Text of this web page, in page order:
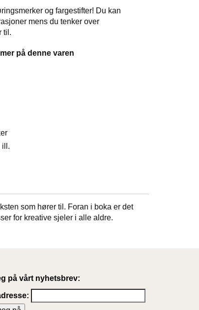
og fargestifter! Du kan
mens du tenker over
til.
på denne varen
ill.
som hører til. Foran i boka er det
for kreative sjeler i alle aldre.
på vårt nyhetsbrev: